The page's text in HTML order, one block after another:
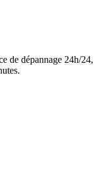
de dépannage 24h/24,